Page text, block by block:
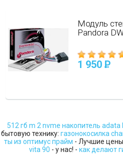
Модуль
Pandora
1 950 P
512 гб m 2 nvme накопитель adata
бытовую технику: газонокосилка
ты из оптимус прайм - Лучшие
vita 90 - у нас! - как делают